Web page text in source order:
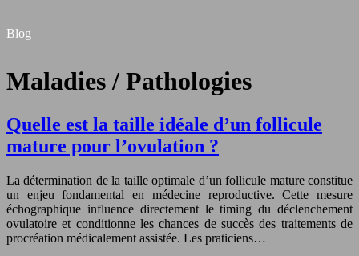
Blog
Maladies / Pathologies
Quelle est la taille idéale d’un follicule
mature pour l’ovulation ?
La détermination de la taille optimale d’un follicule mature constitue
un enjeu fondamental en médecine reproductive. Cette mesure
échographique influence directement le timing du déclenchement
ovulatoire et conditionne les chances de succès des traitements de
procréation médicalement assistée. Les praticiens…